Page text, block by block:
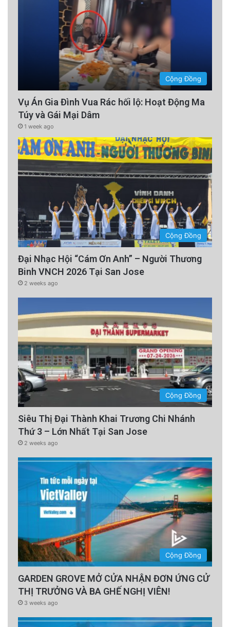
Cộng Đồng
Vụ Án Gia Đình Vua Rác hối lộ: Hoạt Động Ma
Túy và Gái Mại Dâm
1 week ago
Cộng Đồng
Đại Nhạc Hội “Cám Ơn Anh” – Người Thương
Binh VNCH 2026 Tại San Jose
2 weeks ago
Cộng Đồng
Siêu Thị Đại Thành Khai Trương Chi Nhánh
Thứ 3 – Lớn Nhất Tại San Jose
2 weeks ago
Cộng Đồng
GARDEN GROVE MỞ CỬA NHẬN ĐƠN ỨNG CỬ
THỊ TRƯỞNG VÀ BA GHẾ NGHỊ VIÊN!
3 weeks ago